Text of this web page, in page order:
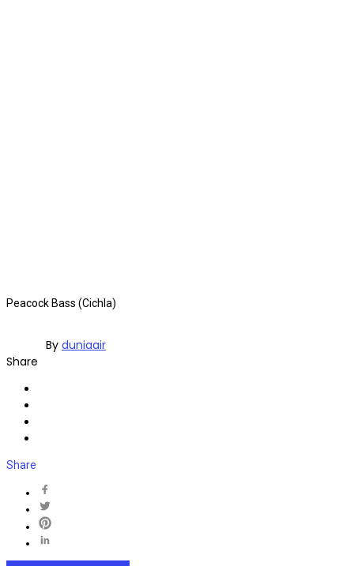
Peacock Bass (Cichla)
By duniaair
Share
Share